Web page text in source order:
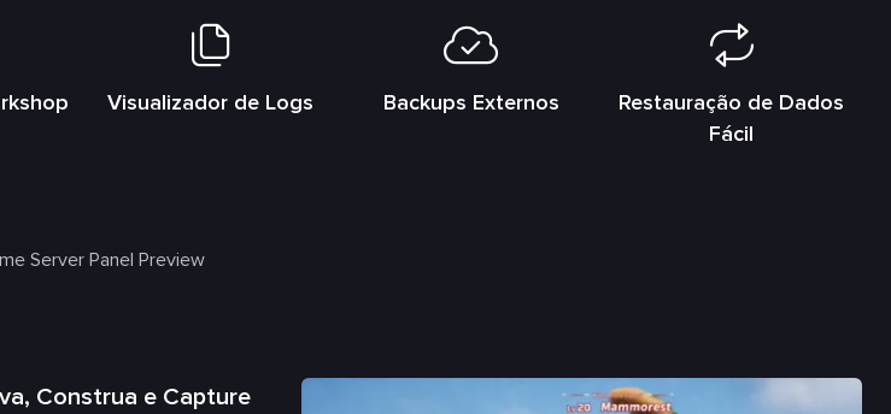
Visualizador de Logs Backups Externos
Restauração de Dados
Fácil
Construa e Capture